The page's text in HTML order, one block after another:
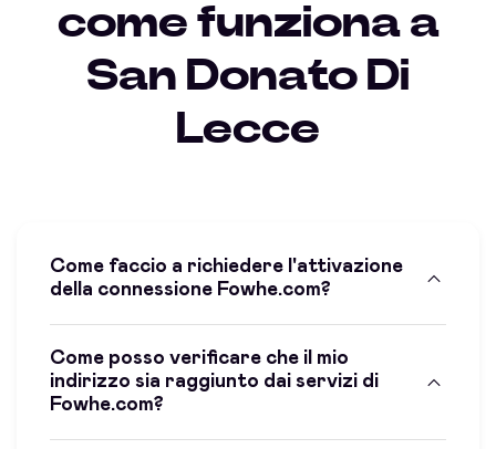
come funziona a
San Donato Di
Lecce
Come faccio a richiedere l'attivazione
della connessione Fowhe.com?
Come posso verificare che il mio
indirizzo sia raggiunto dai servizi di
Fowhe.com?